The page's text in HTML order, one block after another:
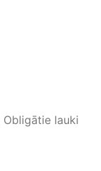
Obligātie lauki